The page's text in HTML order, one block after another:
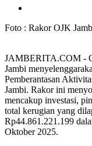
Foto : Rakor OJK
JAMBERITA.COM -
Jambi
Pemberantasan
Jambi. Rakor ini
mencakup investasi,
total kerugian yang
Rp44.861.221.199
Oktober 2025.